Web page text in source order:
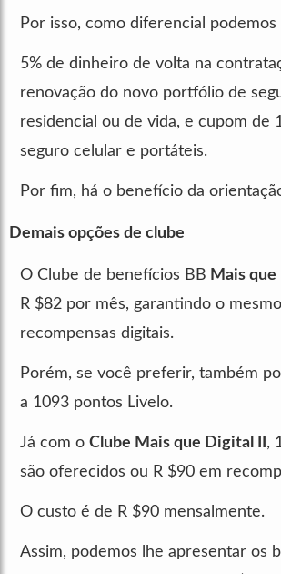
Por isso, como diferencial podemos
5% de dinheiro de volta na
renovação do novo portfólio de
residencial ou de vida, e cupom de
seguro celular e portáteis.
Por fim, há o benefício da
Demais opções de clube
O Clube de benefícios BB Mais que
R $82 por mês, garantindo o
recompensas digitais.
Porém, se você preferir, também
a 1093 pontos Livelo.
Já com o Clube Mais que Digital II ,
são oferecidos ou R $90 em
O custo é de R $90 mensalmente.
Assim, podemos lhe apresentar os